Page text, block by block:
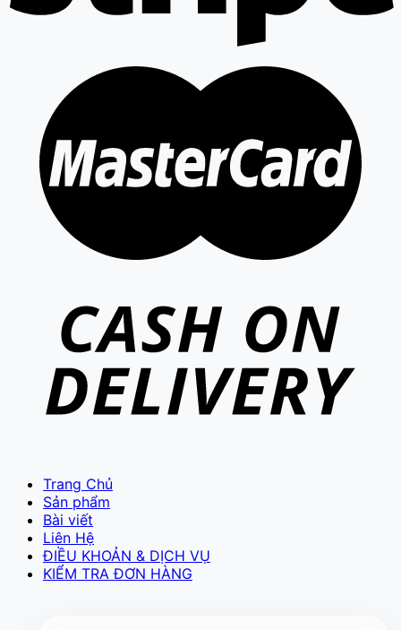
VC VIETCAM.VN
Đang trực tuyến
Hỗ trợ kỹ thuật
Trang Chủ
Sản phẩm
Bài viết
Liên Hệ
ĐIỀU KHOẢN & DỊCH VỤ
KIỂM TRA ĐƠN HÀNG